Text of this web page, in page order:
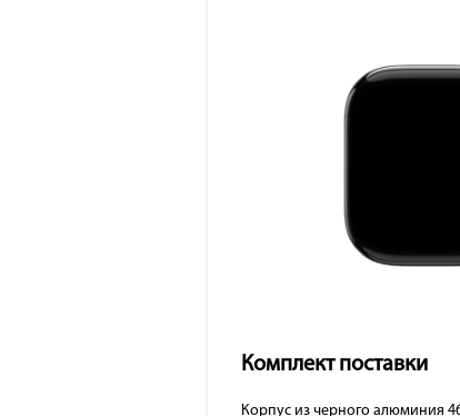
Комплект поставки
Корпус из черного алюминия